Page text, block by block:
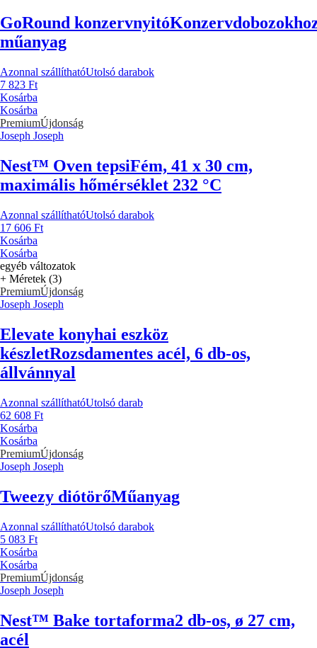
GoRound konzervnyitó
műanyag
Azonnal szállíthatóUtolsó darabok
7 823 Ft
Kosárba
Kosárba
PremiumÚjdonság
Joseph Joseph
Nest™ Oven tepsiFém, 41 x 30 cm,
maximális hőmérséklet 232 °C
Azonnal szállíthatóUtolsó darabok
17 606 Ft
Kosárba
Kosárba
egyéb változatok
+ Méretek (3)
PremiumÚjdonság
Joseph Joseph
Elevate konyhai eszköz
készletRozsdamentes acél, 6 db-os,
állvánnyal
Azonnal szállíthatóUtolsó darab
62 608 Ft
Kosárba
Kosárba
PremiumÚjdonság
Joseph Joseph
Tweezy diótörőMűanyag
Azonnal szállíthatóUtolsó darabok
5 083 Ft
Kosárba
Kosárba
PremiumÚjdonság
Joseph Joseph
Nest™ Bake tortaforma2 db-os, ø 27 cm,
acél